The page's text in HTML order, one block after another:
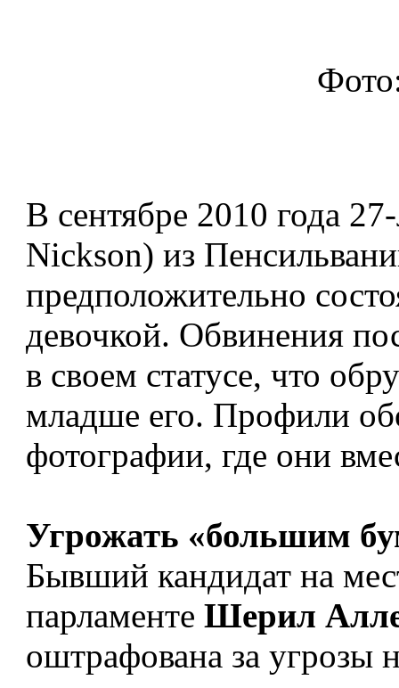
В сентябре 2010 года
Nickson) из
предположительно
девочкой. Обвинения
в своем статусе, что
младше его. Профили
фотографии, где они
Угрожать «большим
Бывший кандидат на
парламенте Шерил
оштрафована за угрозы